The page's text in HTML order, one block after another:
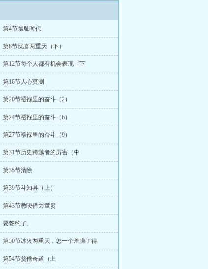
第4节最耻时代
第8节忧喜两重天（下）
第12节每个人都有机会表现（下
第16节人心莫测
第20节襁褓里的奋斗（2）
第24节襁褓里的奋斗（6）
第27节襁褓里的奋斗（9）
第31节历史跨越者的厉害（中
第35节清除
第39节斗知县（上）
第43节教唆借力童贯
要签约了。
第50节冰火两重天，怎一个羞臊了得
第54节贫僧奇道（上